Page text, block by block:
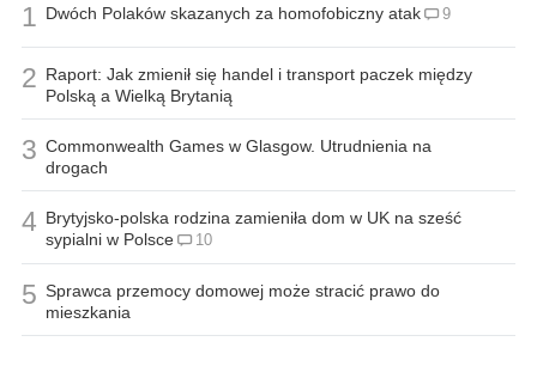
1 Dwóch Polaków skazanych za homofobiczny atak 9
2 Raport: Jak zmienił się handel i transport paczek między
Polską a Wielką Brytanią
3 Commonwealth Games w Glasgow. Utrudnienia na
drogach
4 Brytyjsko-polska rodzina zamieniła dom w UK na sześć
sypialni w Polsce
10
5 Sprawca przemocy domowej może stracić prawo do
mieszkania